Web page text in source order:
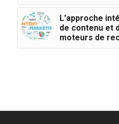
L'approche
de contenu et
moteurs de